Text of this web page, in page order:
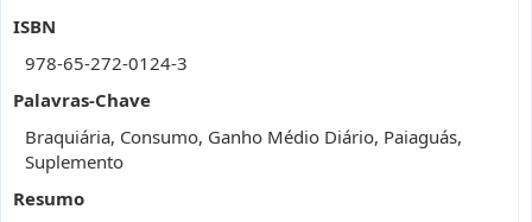
ISBN
978-65-272-0124-3
Palavras-Chave
Braquiária, Consumo, Ganho Médio Diário, Paiaguás,
Suplemento
Resumo